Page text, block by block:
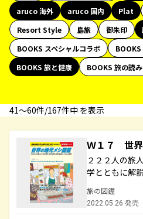
aruco 海外
aruco 国内 Plat
Resort Style
島旅 御朱印
BOOKS スペシャルコラボ
BOOKS
BOOKS 旅と健康
BOOKS 旅の読
41〜60件/167件中 を表示
Ｗ１７ 世
２２２人の旅
学とともに解
旅の図鑑
2022.05.26 発売